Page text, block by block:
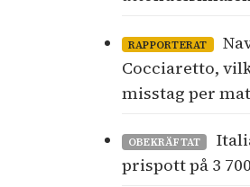
RAPPORTERAT
Cocciaretto,
misstag per
OBEKRÄFTAT
prispott på 3